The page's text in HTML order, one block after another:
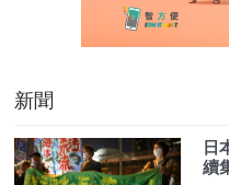
新聞
日
續